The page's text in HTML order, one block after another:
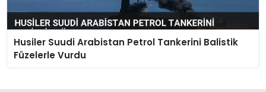
Husiler Suudi Arabistan Petrol Tankerini Balistik
Füzelerle Vurdu